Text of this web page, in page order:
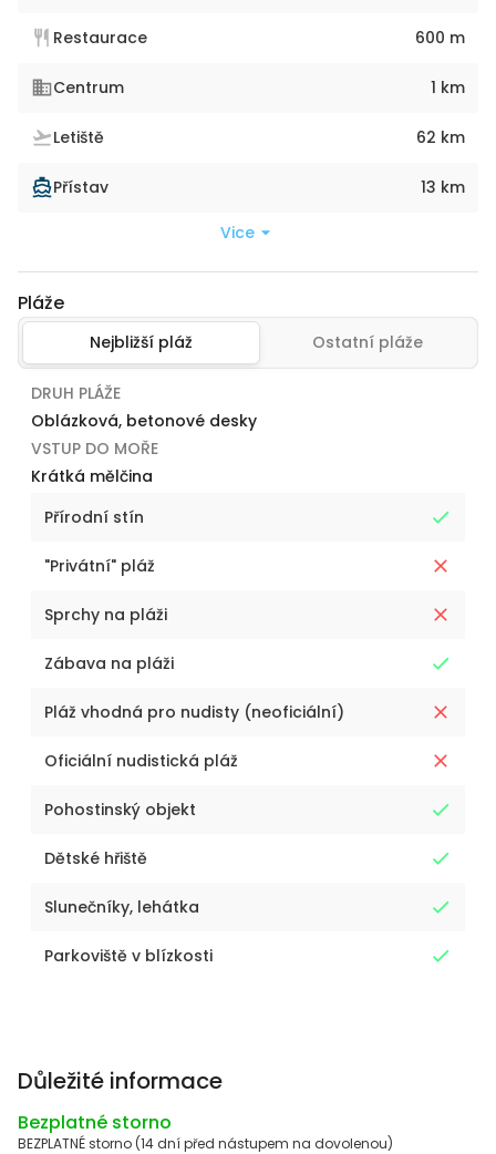
Restaurace 600 m
Centrum 1 km
Letiště 62 km
Přístav 13 km
Vice
Pláže
Nejbližší pláž Ostatní pláže
DRUH PLÁŽE
Oblázková, betonové desky
VSTUP DO MOŘE
Krátká mělčina
Přírodní stín
"Privátní" pláž
Sprchy na pláži
Zábava na pláži
Pláž vhodná pro nudisty (neoficiální)
Oficiální nudistická pláž
Pohostinský objekt
Dětské hřiště
Slunečníky, lehátka
Parkoviště v blízkosti
Důležité informace
Bezplatné storno
BEZPLATNÉ storno (14 dní před nástupem na dovolenou)